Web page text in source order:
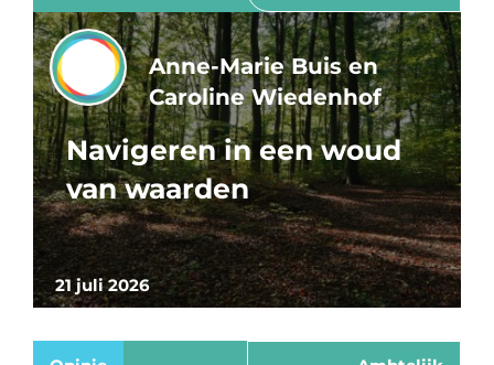
21 juli 2026
Anne-Marie Buis en
Caroline Wiedenhof
Navigeren in een woud
van waarden